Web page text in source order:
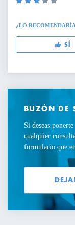
¿LO
SÍ
BUZÓN DE
Si deseas
cualquier
formulario que